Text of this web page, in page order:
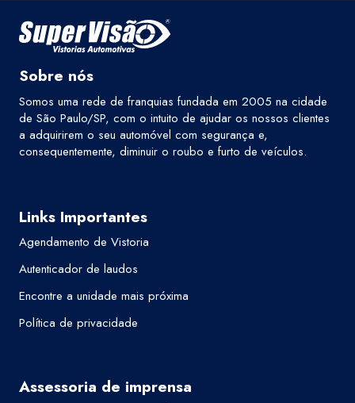
Sobre nós
Somos uma rede de franquias fundada em 2005 na cidade
de São Paulo/SP, com o intuito de ajudar os nossos clientes
a adquirirem o seu automóvel com segurança e,
consequentemente, diminuir o roubo e furto de veículos.
Links Importantes
Agendamento de Vistoria
Autenticador de laudos
Encontre a unidade mais próxima
Política de privacidade
Assessoria de imprensa